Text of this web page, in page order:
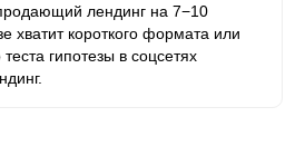
лендинг на 7−10
хватит короткого формата или
гипотезы в соцсетях